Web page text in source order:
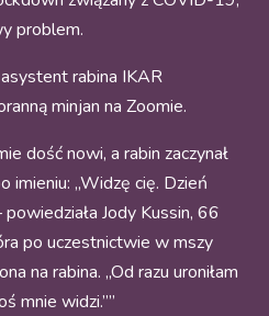
problem.
rabina IKAR
minjan na Zoomie.
dość nowi, a rabin zaczynał
imieniu: „Widzę cię. Dzień
Jody Kussin, 66
po uczestnictwie w mszy
na rabina. „Od razu uroniłam
mnie widzi.””